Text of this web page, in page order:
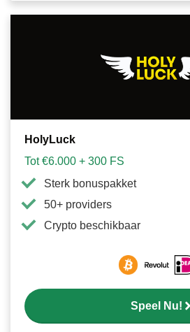
HolyLuck
Tot €6.000 + 300 FS
Sterk bonuspakket
50+ providers
Crypto beschikbaar
Speel Nu!